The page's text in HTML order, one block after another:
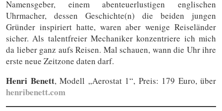
Namensgeber, einem abenteuerlustigen englischen
Uhrmacher, dessen Geschichte(n) die beiden jungen
Gründer inspiriert hatte, waren aber wenige Reiseländer
sicher. Als talentfreier Mechaniker konzentriere ich mich
da lieber ganz aufs Reisen. Mal schauen, wann die Uhr ihre
erste neue Zeitzone daten darf.
Henri Benett, Modell „Aerostat 1“, Preis: 179 Euro, über
henribenett.com